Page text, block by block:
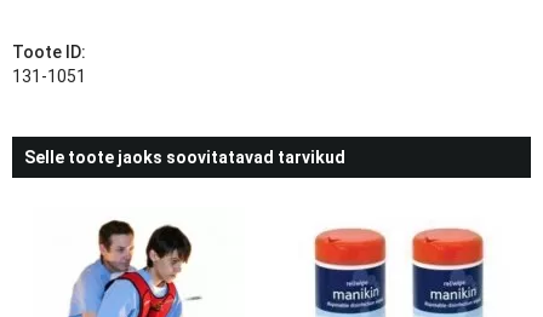
Toote ID:
131-1051
Selle toote jaoks soovitatavad tarvikud